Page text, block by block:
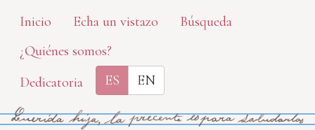
Skip
main
content
Inicio Echa un vistazo
Búsqueda
¿Quiénes somos?
Dedicatoria
ES EN